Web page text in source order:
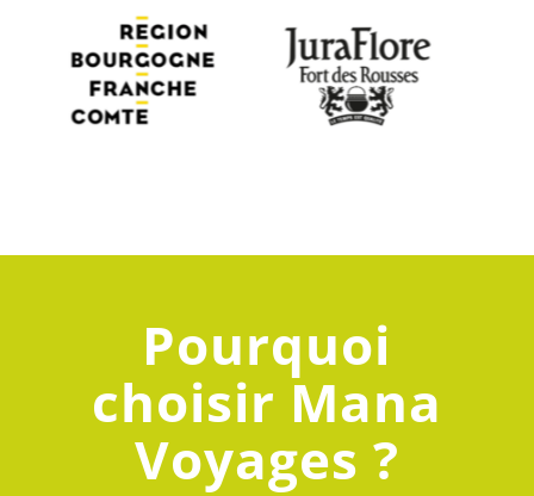
Pourquoi
choisir Mana
Voyages ?